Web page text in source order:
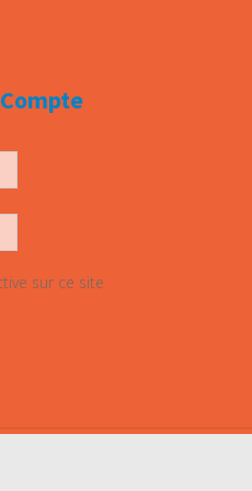
sur ce site